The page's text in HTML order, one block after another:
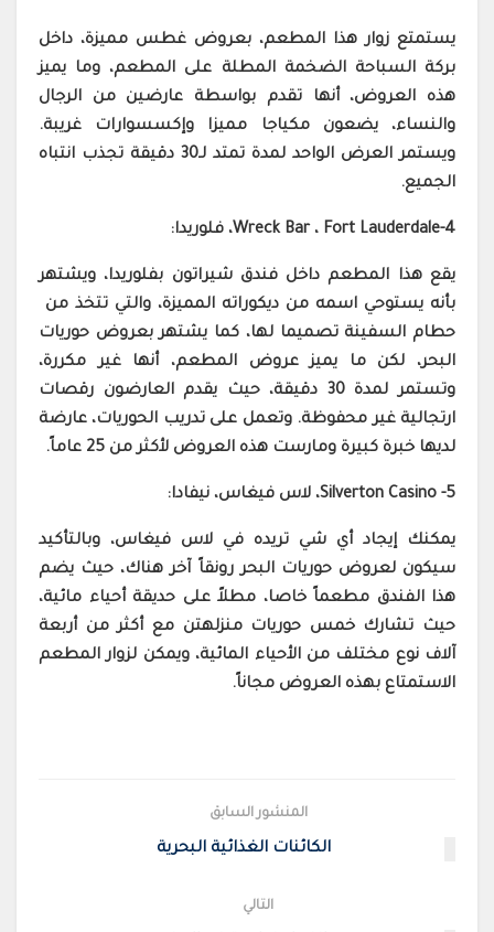
يستمتع زوار هذا المطعم، بعروض غطس مميزة، داخل
بركة السباحة الضخمة المطلة على المطعم، وما يميز
هذه العروض، أنها تقدم بواسطة عارضين من الرجال
والنساء، يضعون مكياجا مميزا وإكسسوارات غريبة.
ويستمر العرض الواحد لمدة تمتد لـ30 دقيقة تجذب انتباه
الجميع.
4-Wreck Bar ، Fort Lauderdale، فلوريدا:
يقع هذا المطعم داخل فندق شيراتون بفلوريدا، ويشتهر
بأنه يستوحي اسمه من ديكوراته المميزة، والتي تتخذ من
حطام السفينة تصميما لها، كما يشتهر بعروض حوريات
البحر، لكن ما يميز عروض المطعم، أنها غير مكررة،
وتستمر لمدة 30 دقيقة، حيث يقدم العارضون رقصات
ارتجالية غير محفوظة. وتعمل على تدريب الحوريات، عارضة
لديها خبرة كبيرة ومارست هذه العروض لأكثر من 25 عاماً.
5- Silverton Casino، لاس فيغاس، نيفادا:
يمكنك إيجاد أي شي تريده في لاس فيغاس، وبالتأكيد
سيكون لعروض حوريات البحر رونقاً آخر هناك، حيث يضم
هذا الفندق مطعماً خاصا، مطلاً على حديقة أحياء مائية،
حيث تشارك خمس حوريات منزلهتن مع أكثر من أربعة
آلاف نوع مختلف من الأحياء المائية، ويمكن لزوار المطعم
الاستمتاع بهذه العروض مجاناً.
المنشور السابق
الكائنات الغذائية البحرية
التالي